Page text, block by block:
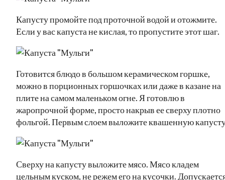
Капусту промойте под проточной водой и отожмите.
Если у вас капуста не кислая, то пропустите этот шаг.
Готовится блюдо в большом керамическом горшке,
можно в порционных горшочках или даже в казане на
плите на самом маленьком огне. Я готовлю в
жаропрочной форме, просто накрыв ее сверху плотно
фольгой. Первым слоем выложите квашенную
Сверху на капусту выложите мясо. Мясо кладем
цельным куском, не режем его на кусочки.